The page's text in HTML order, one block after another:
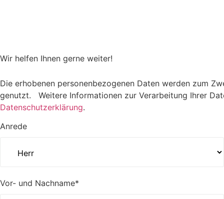
Wir helfen Ihnen gerne weiter!
Die erhobenen personenbezogenen Daten werden zum
genutzt. Weitere Informationen zur Verarbeitung Ihrer
Datenschutzerklärung.
Anrede
Vor- und Nachname*